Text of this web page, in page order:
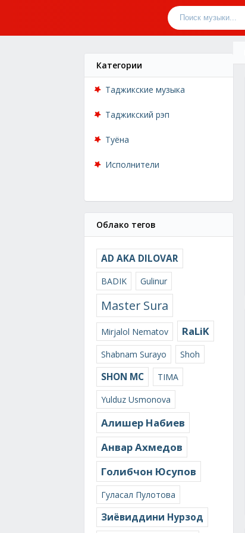
Категории
Таджикские музыка
Таджикский рэп
Туёна
Исполнители
Облако тегов
AD AKA DILOVAR
BADIK Gulinur
Master Sura
Mirjalol Nematov RaLiK
Shabnam Surayo Shoh
SHON MC
TIMA
Yulduz Usmonova
Алишер Набиев
Анвар Ахмедов
Голибчон Юсупов
Гуласал Пулотова
Зиёвиддини Нурзод